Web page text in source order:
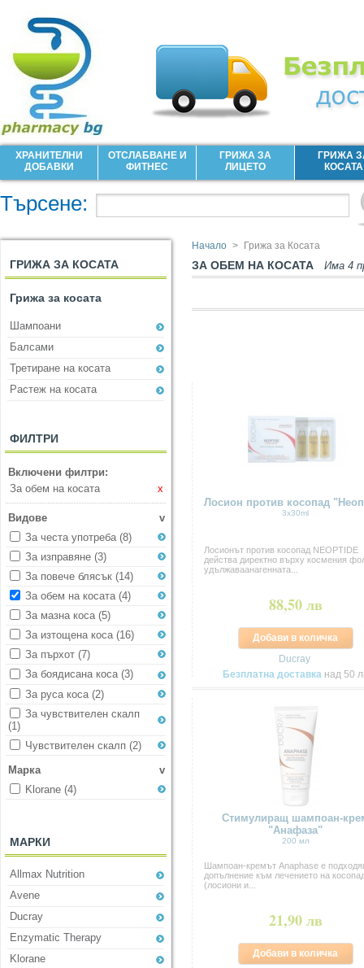
ХРАНИТЕЛНИ
ДОБАВКИ
ОТСЛАБВАНЕ И
ФИТНЕС
ГРИЖА ЗА
ЛИЦЕТО
ГРИЖА
КОСАТА
Търсене:
ГРИЖА ЗА КОСАТА
Грижа за косата
Шампоани
Балсами
Третиране на косата
Растеж на косата
ФИЛТРИ
Включени филтри:
x
За обем на косата
Видове
v
За честа употреба(8)
За изправяне (3)
За повече блясък (14)
За обем на косата(4)
За мазна коса(5)
За изтощена коса(16)
За пърхот (7)
За боядисана коса(3)
За руса коса (2)
За чувствителен скалп
(1)
Чувствителен скалп (2)
Марка
v
Klorane (4)
МАРКИ
Allmax Nutrition
Avene
Ducray
Enzymatic Therapy
Klorane
Начало > Грижа за Косата
ЗА ОБЕМ НА КОСАТА Има 4
Лосион против косопад
3x30ml
Лосионът против косопад NEOPTIDE
действа директно върху космения
удължаваанагенната...
88,50 лв
Добави в количка
Ducray
Безплатна доставка над 50
Стимулиращ шампоан-
"Анафаза"
200 мл
Шампоан-кремът Anaphase е
допълнение към лечението на
(лосиони и...
21,90 лв
Добави в количка